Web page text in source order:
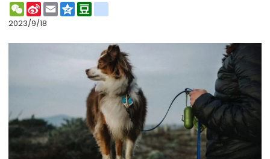
WeChat
Sina
Weibo
EmailQzone
2023/9/18